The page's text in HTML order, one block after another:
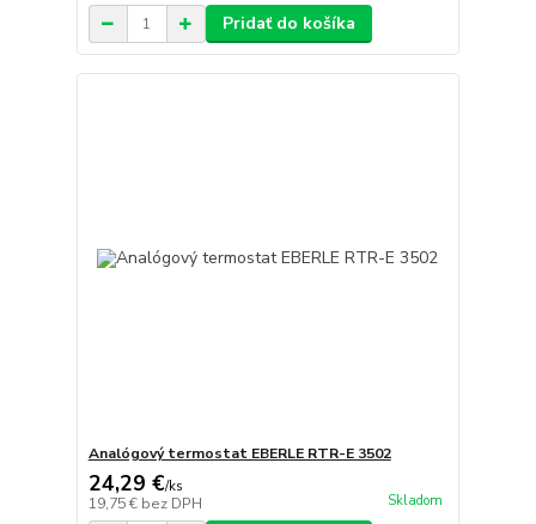
Pridať do košíka
Analógový termostat EBERLE RTR-E 3502
24,29 €/ks
19,75 € bez DPH Skladom